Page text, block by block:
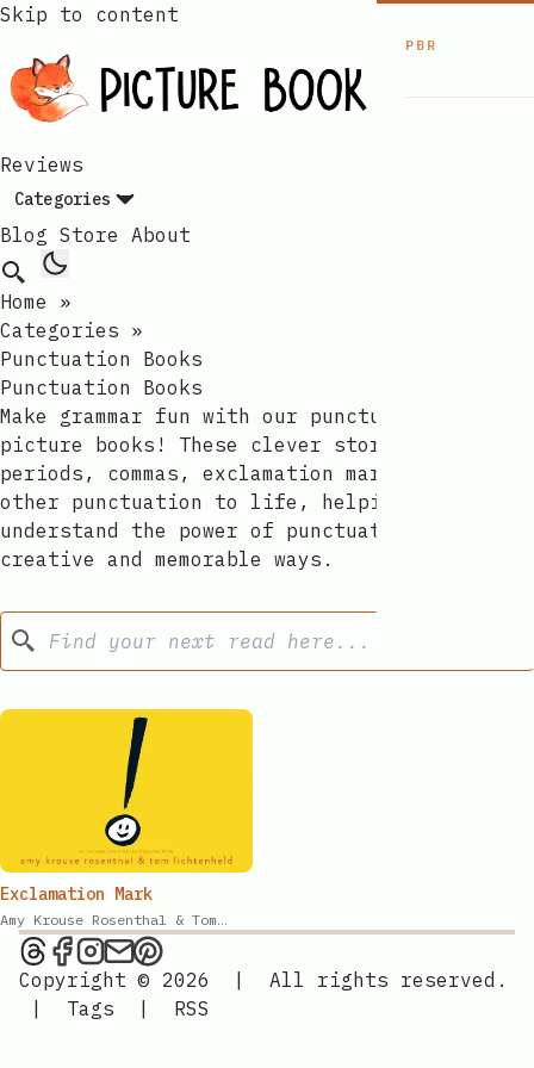
Skip to content
Reviews
Categories
Blog Store About
PBR
Home
»
Categories »
Punctuation Books
Punctuation Books
Make grammar fun with our punctuation
picture books! These clever stories bring
periods, commas, exclamation marks, and
other punctuation to life, helping children
understand the power of punctuation in
creative and memorable ways.
Search
Exclamation Mark​​​​‌ ‍ ​‍​‍‌‍ ‌ ​‍‌‍‍‌‌‍‌ ‌‍‍‌‌‍ ‍​‍​‍​ ‍‍​‍​‍‌ ​ ‌‍​‌‌‍ ‍‌‍‍‌‌ ‌​‌ ‍‌​‍ ‍‌‍‍‌‌‍ ​‍​‍​‍ ​​‍​‍‌‍‍​‌ ​‍‌‍‌‌‌‍‌‍​‍​‍​ ‍‍​‍​‍‌‍‍​‌ ‌​‌ ‌​‌ ​​‌ ​ ​ ‍‍​‍ ​‍ ‌ ​​‌‍‍‌‌‍​ ‌ ‌​‌ ‌‌‌ ​‍‌‍‌‌‌‍​‍‌‍ ‌‍ ‌‍‍ ‌ ​‍‌‍‌‌‌ ‌‍‌‍‍‌‌‍‌‌‌ ‌ ​‍ ‍‌ ​ ‌‍​‌‌‍ ‍‌‍‍‌‌ ‌​‌ ‍‌​‍ ‍‌ ​ ‌ ‌​‌ ‌‌‌‍‌​‌‍‍‌‌‍ ​‍ ‌‍‍‌‌‍ ‍‌ ‌​‌‍‌‌‌‍ ‍‌ ‌​​‍ ‌‍‌‌‌‍‌​‌‍‍‌‌ ‌​​‍ ‌‍ ‌‌‍ ‌‍‌​‌‍‌‌​ ‌‌ ​​‌ ​‍‌‍‌‌‌ ​ ‌‍‌‌‌‍ ‍‌ ‌​‌‍​‌‌ ‌​‌‍‍‌‌‍ ‌‍ ‍​ ‍ ‌‍‍‌‌‍‌​​ ‌‌‌‌ ​ ​‍‌‌‍‍‌‍ ​ ‌​​ ​ ‌‍‍‍​ ​‌‌‍‌‍​ ​‍‌‌‌​‌‍‌​‌​‍​‌‍​ ‌‍ ‌‌‍‍‌​‌‌‌‍​‍‌‌‍​‌‌‌‍‌‌‌ ​ ‌‍​ ‍ ‌ ‌​‌ ‍‌‌ ​​‌‍‌‌​ ‌‌ ​‍‌‍‌‌‌ ‌‍‌‍‍‌‌‍‌‌‌ ‌ ​ ‍ ‌ ​​‌‍​‌‌ ‌​‌‍‍​​ ‌‌ ‌​‌‍‍‌‌ ‌​‌‍ ​‌‍‌‌​ ‌‍​‍‌‍​‌‌ ​ ‌‍‌‌‌‌‌‌‌ ​‍‌‍ ​​ ‌‌‍‍​‌ ‌​‌ ‌​‌ ​​‌ ​ ​‍‌‌​ ​ ‌​​‌​‍‌‌​ ​‍‌​‌‍​‍‌‌​ ​‍‌​‌‍‌ ​​‌‍‍‌‌‍​ ‌ ‌​‌ ‌‌‌ ​‍‌‍‌‌‌‍​‍‌‍ ‌‍ ‌‍‍ ‌ ​‍‌‍‌‌‌ ‌‍‌‍‍‌‌‍‌‌‌ ‌ ​‍ ‍‌ ​ ‌‍​‌‌‍ ‍‌‍‍‌‌ ‌​‌ ‍‌​‍ ‍‌ ​ ‌ ‌​‌ ‌‌‌‍‌​‌‍‍‌‌‍ ​‍‌‍‌‍‍‌‌‍‌​​ ‌‌‌‌ ​ ​‍‌‌‍‍‌‍ ​ ‌​​ ​ ‌‍‍‍​ ​‌‌‍‌‍​ ​‍‌‌‌​‌‍‌​‌​‍​‌‍​ ‌‍ ‌‌‍‍‌​‌‌‌‍​‍‌‌‍​‌‌‌‍‌‌‌ ​ ‌‍​‍‌‍‌ ‌​‌ ‍‌‌ ​​‌‍‌‌​ ‌‌ ​‍‌‍‌‌‌ ‌‍‌‍‍‌‌‍‌‌‌ ‌ ​‍‌‍‌ ​​‌‍​‌‌ ‌​‌‍‍​​ ‌‌ ‌​‌‍‍‌‌ ‌​‌‍ ​‌‍‌‌​‍‌‍‌ ​​‌‍‌‌‌ ​‍‌ ​ ‌ ​​‌‍‌‌‌‍​ ‌ ‌​‌‍‍‌‌ ‌‍‌‍‌‌​ ‌‌ ​​‌ ‌‌‌‍​‍‌‍ ​‌‍‍‌‌ ​ ‌‍‍​‌‍‌‌‌‍‌​​‍​‍‌ ‌
Amy Krouse Rosenthal​​​​‌ ‍ ​‍​‍‌‍ ‌ ​‍‌‍‍‌‌‍‌ ‌‍‍‌‌‍ ‍​‍​‍​ ‍‍​‍​‍‌ ​ ‌‍​‌‌‍ ‍‌‍‍‌‌ ‌​‌ ‍‌​‍ ‍‌‍‍‌‌‍ ​‍​‍​‍ ​​‍​‍‌‍‍​‌ ​‍‌‍‌‌‌‍‌‍​‍​‍​ ‍‍​‍​‍‌‍‍​‌ ‌​‌ ‌​‌ ​​‌ ​ ​ ‍‍​‍ ​‍ ‌ ​​‌‍‍‌‌‍​ ‌ ‌​‌ ‌‌‌ ​‍‌‍‌‌‌‍​‍‌‍ ‌‍ ‌‍‍ ‌ ​‍‌‍‌‌‌ ‌‍‌‍‍‌‌‍‌‌‌ ‌ ​‍ ‍‌ ​ ‌‍​‌‌‍ ‍‌‍‍‌‌ ‌​‌ ‍‌​‍ ‍‌ ​ ‌ ‌​‌ ‌‌‌‍‌​‌‍‍‌‌‍ ​‍ ‌‍‍‌‌‍ ‍‌ ‌​‌‍‌‌‌‍ ‍‌ ‌​​‍ ‌‍‌‌‌‍‌​‌‍‍‌‌ ‌​​‍ ‌‍ ‌‌‍ ‌‍‌​‌‍‌‌​ ‌‌ ​​‌ ​‍‌‍‌‌‌ ​ ‌‍‌‌‌‍ ‍‌ ‌​‌‍​‌‌ ‌​‌‍‍‌‌‍ ‌‍ ‍​ ‍ ‌‍‍‌‌‍‌​​ ‌‌‌‌ ​ ​‍‌‌‍‍‌‍ ​ ‌​​ ​ ‌‍‍‍​ ​‌‌‍‌‍​ ​‍‌‌‌​‌‍‌​‌​‍​‌‍​ ‌‍ ‌‌‍‍‌​‌‌‌‍​‍‌‌‍​‌‌‌‍‌‌‌ ​ ‌‍​ ‍ ‌ ‌​‌ ‍‌‌ ​​‌‍‌‌​ ‌‌ ​‍‌‍‌‌‌ ‌‍‌‍‍‌‌‍‌‌‌ ‌ ​ ‍ ‌ ​​‌‍​‌‌ ‌​‌‍‍​​ ‌‌‍​‍‌‍ ‌‍ ‌‍‍ ‌​​‌‌ ‌‌‌ ‌​‌‍‍​‌‍ ‌ ​‍‌ ​ ​‍‌‌​ ‌‌‌​​‍​ ​​​‍‌‌​ ‌‌‌​‌​​ ‌‍​‍‌‍​‌‌ ​ ‌‍‌‌‌‌‌‌‌ ​‍‌‍ ​​ ‌‌‍‍​‌ ‌​‌ ‌​‌ ​​‌ ​ ​‍‌‌​ ​ ‌​​‌​‍‌‌​ ​‍‌​‌‍​‍‌‌​ ​‍‌​‌‍‌ ​​‌‍‍‌‌‍​ ‌ ‌​‌ ‌‌‌ ​‍‌‍‌‌‌‍​‍‌‍ ‌‍ ‌‍‍ ‌ ​‍‌‍‌‌‌ ‌‍‌‍‍‌‌‍‌‌‌ ‌ ​‍ ‍‌ ​ ‌‍​‌‌‍ ‍‌‍‍‌‌ ‌​‌ ‍‌​‍ ‍‌ ​ ‌ ‌​‌ ‌‌‌‍‌​‌‍‍‌‌‍ ​‍‌‍‌‍‍‌‌‍‌​​ ‌‌‌‌ ​ ​‍‌‌‍‍‌‍ ​ ‌​​ ​ ‌‍‍‍​ ​‌‌‍‌‍​ ​‍‌‌‌​‌‍‌​‌​‍​‌‍​ ‌‍ ‌‌‍‍‌​‌‌‌‍​‍‌‌‍​‌‌‌‍‌‌‌ ​ ‌‍​‍‌‍‌ ‌​‌ ‍‌‌ ​​‌‍‌‌​ ‌‌ ​‍‌‍‌‌‌ ‌‍‌‍‍‌‌‍‌‌‌ ‌ ​‍‌‍‌ ​​‌‍​‌‌ ‌​‌‍‍​​ ‌‌‍​‍‌‍ ‌‍ ‌‍‍ ‌​​‌‌ ‌‌‌ ‌​‌‍‍​‌‍ ‌ ​‍‌ ​ ​‍‌‌​ ‌‌‌​​‍​ ​​​‍‌‌​ ‌‌‌​‌​​‍‌‍‌ ​​‌‍‌‌‌ ​‍‌ ​ ‌ ​​‌‍‌‌‌‍​ ‌ ‌​‌‍‍‌‌ ‌‍‌‍‌‌​ ‌‌ ​​‌ ‌‌‌‍​‍‌‍ ​‌‍‍‌‌ ​ ‌‍‍​‌‍‌‌‌‍‌​​‍​‍‌ ‌ & Tom
Lichtenheld​​​​‌ ‍ ​‍​‍‌‍ ‌ ​‍‌‍‍‌‌‍‌ ‌‍‍‌‌‍ ‍​‍​‍​ ‍‍​‍​‍‌ ​ ‌‍​‌‌‍ ‍‌‍‍‌‌ ‌​‌ ‍‌​‍ ‍‌‍‍‌‌‍ ​‍​‍​‍ ​​‍​‍‌‍‍​‌ ​‍‌‍‌‌‌‍‌‍​‍​‍​ ‍‍​‍​‍‌‍‍​‌ ‌​‌ ‌​‌ ​​‌ ​ ​ ‍‍​‍ ​‍ ‌ ​​‌‍‍‌‌‍​ ‌ ‌​‌ ‌‌‌ ​‍‌‍‌‌‌‍​‍‌‍ ‌‍ ‌‍‍ ‌ ​‍‌‍‌‌‌ ‌‍‌‍‍‌‌‍‌‌‌ ‌ ​‍ ‍‌ ​ ‌‍​‌‌‍ ‍‌‍‍‌‌ ‌​‌ ‍‌​‍ ‍‌ ​ ‌ ‌​‌ ‌‌‌‍‌​‌‍‍‌‌‍ ​‍ ‌‍‍‌‌‍ ‍‌ ‌​‌‍‌‌‌‍ ‍‌ ‌​​‍ ‌‍‌‌‌‍‌​‌‍‍‌‌ ‌​​‍ ‌‍ ‌‌‍ ‌‍‌​‌‍‌‌​ ‌‌ ​​‌ ​‍‌‍‌‌‌ ​ ‌‍‌‌‌‍ ‍‌ ‌​‌‍​‌‌ ‌​‌‍‍‌‌‍ ‌‍ ‍​ ‍ ‌‍‍‌‌‍‌​​ ‌‌‌‌ ​ ​‍‌‌‍‍‌‍ ​ ‌​​ ​ ‌‍‍‍​ ​‌‌‍‌‍​ ​‍‌‌‌​‌‍‌​‌​‍​‌‍​ ‌‍ ‌‌‍‍‌​‌‌‌‍​‍‌‌‍​‌‌‌‍‌‌‌ ​ ‌‍​ ‍ ‌ ‌​‌ ‍‌‌ ​​‌‍‌‌​ ‌‌ ​‍‌‍‌‌‌ ‌‍‌‍‍‌‌‍‌‌‌ ‌ ​ ‍ ‌ ​​‌‍​‌‌ ‌​‌‍‍​​ ‌‌‍​‍‌‍ ‌‍ ‌‍‍ ‌​‍‌‌‍ ​‌‍ ​‌ ‌‌‌ ​ ‌ ‌​‌ ​‍‌‍​‌‌ ‌​‌‍ ‌ ​‍‌ ​ ​‍‌‌​ ‌‌‌​​‍​ ​​​‍‌‌​ ‌‌‌​‌​​ ‌‍​‍‌‍​‌‌ ​ ‌‍‌‌‌‌‌‌‌ ​‍‌‍ ​​ ‌‌‍‍​‌ ‌​‌ ‌​‌ ​​‌ ​ ​‍‌‌​ ​ ‌​​‌​‍‌‌​ ​‍‌​‌‍​‍‌‌​ ​‍‌​‌‍‌ ​​‌‍‍‌‌‍​ ‌ ‌​‌ ‌‌‌ ​‍‌‍‌‌‌‍​‍‌‍ ‌‍ ‌‍‍ ‌ ​‍‌‍‌‌‌ ‌‍‌‍‍‌‌‍‌‌‌ ‌ ​‍ ‍‌ ​ ‌‍​‌‌‍ ‍‌‍‍‌‌ ‌​‌ ‍‌​‍ ‍‌ ​ ‌ ‌​‌ ‌‌‌‍‌​‌‍‍‌‌‍ ​‍‌‍‌‍‍‌‌‍‌​​ ‌‌‌‌ ​ ​‍‌‌‍‍‌‍ ​ ‌​​ ​ ‌‍‍‍​ ​‌‌‍‌‍​ ​‍‌‌‌​‌‍‌​‌​‍​‌‍​ ‌‍ ‌‌‍‍‌​‌‌‌‍​‍‌‌‍​‌‌‌‍‌‌‌ ​ ‌‍​‍‌‍‌ ‌​‌ ‍‌‌ ​​‌‍‌‌​ ‌‌ ​‍‌‍‌‌‌ ‌‍‌‍‍‌‌‍‌‌‌ ‌ ​‍‌‍‌ ​​‌‍​‌‌ ‌​‌‍‍​​ ‌‌‍​‍‌‍ ‌‍ ‌‍‍ ‌​‍‌‌‍ ​‌‍ ​‌ ‌‌‌ ​ ‌ ‌​‌ ​‍‌‍​‌‌ ‌​‌‍ ‌ ​‍‌ ​ ​‍‌‌​ ‌‌‌​​‍​ ​​​‍‌‌​ ‌‌‌​‌​​‍‌‍‌ ​​‌‍‌‌‌ ​‍‌ ​ ‌ ​​‌‍‌‌‌‍​ ‌ ‌​‌‍‍‌‌ ‌‍‌‍‌‌​ ‌‌ ​​‌ ‌‌‌‍​‍‌‍ ​‌‍‍‌‌ ​ ‌‍‍​‌‍‌‌‌‍‌​​‍​‍‌ ‌Picture Book Review on Threads
Picture Book Review on Facebook
Picture Book Review on Instagram
Send an email to Picture Book
Picture Book Review on
Copyright © 2026
|
All rights reserved.
|
Tags | RSS